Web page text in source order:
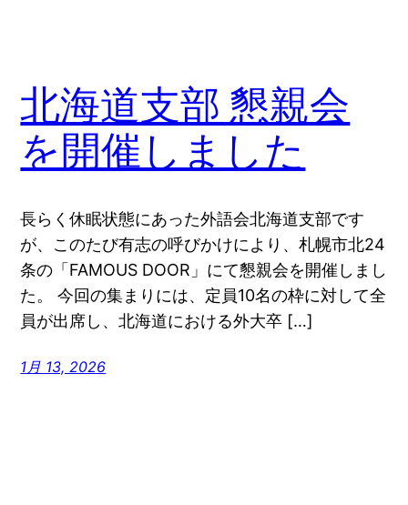
北海道支部 懇親会
を開催しました
長らく休眠状態にあった外語会北海道支部です
が、このたび有志の呼びかけにより、札幌市北24
条の「FAMOUS DOOR」にて懇親会を開催しまし
た。 今回の集まりには、定員10名の枠に対して全
員が出席し、北海道における外大卒 […]
1月 13, 2026